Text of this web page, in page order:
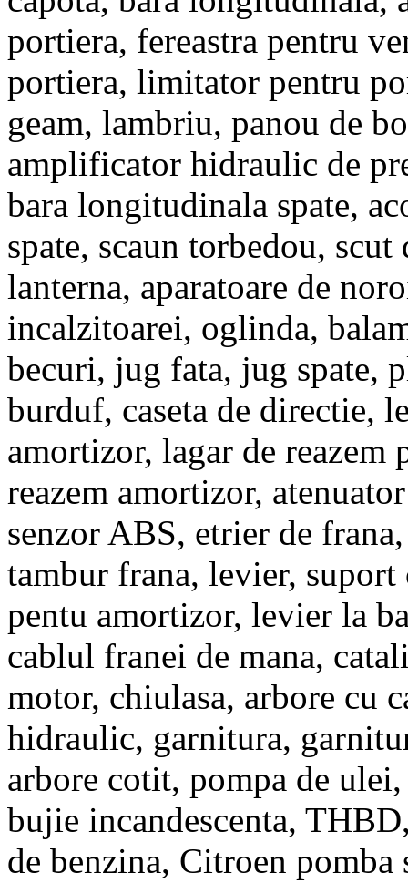
portiera, fereastra pentru
portiera, limitator pentru
geam, lambriu, panou de
amplificator hidraulic de
bara longitudinala spate,
spate, scaun torbedou,
lanterna, aparatoare de
incalzitoarei, oglinda,
becuri, jug fata, jug spate,
burduf, caseta de directie,
amortizor, lagar de reazem
reazem amortizor,
senzor ABS, etrier de
tambur frana, levier,
pentu amortizor, levier la
cablul franei de mana,
motor, chiulasa, arbore cu
hidraulic, garnitura,
arbore cotit, pompa de
bujie incandescenta,
de benzina, Citroen